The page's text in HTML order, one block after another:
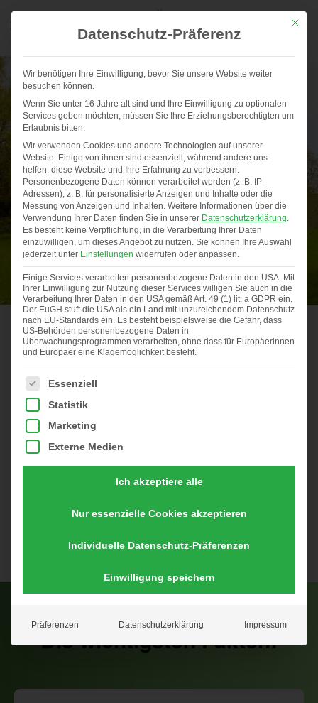
HüMo BASIS 225
PLUS
Unser Erfolgsmodell für Ihren Einstieg in die
Direktvermarktung
Unser Hühnermobil HüMo BASIS 225 PLUS eignet sich
perfekt für Ihren Einstieg in die Direktvermarktung.
Beantragung einer eigenen Erzeugernummer und ohne
besondere Betriebseinrichtung halten.
Die wichtigsten Fakten:
Mit
Datenschutz-Präferenz
Wir benötigen Ihre Einwilligung, bevor Sie unsere Website weiter
besuchen können.
Wenn Sie unter 16 Jahre alt sind und Ihre Einwilligung zu optionalen
Services geben möchten, müssen Sie Ihre Erziehungsberechtigten um
Erlaubnis bitten.
Wir verwenden Cookies und andere Technologien auf unserer
Website. Einige von ihnen sind essenziell, während andere uns
helfen, diese Website und Ihre Erfahrung zu verbessern.
Personenbezogene Daten können verarbeitet werden (z. B. IP-
Adressen), z. B. für personalisierte Anzeigen und Inhalte oder die
Messung von Anzeigen und Inhalten. Weitere Informationen über die
Verwendung Ihrer Daten finden Sie in unserer Datenschutzerklärung.
Es besteht keine Verpflichtung, in die Verarbeitung Ihrer Daten
einzuwilligen, um dieses Angebot zu nutzen. Sie können Ihre Auswahl
jederzeit unter Einstellungen widerrufen oder anpassen.
Einige Services verarbeiten personenbezogene Daten in den USA. Mit
Ihrer Einwilligung zur Nutzung dieser Services willigen Sie auch in die
Verarbeitung Ihrer Daten in den USA gemäß Art. 49 (1) lit. a GDPR ein.
Der EuGH stuft die USA als ein Land mit unzureichendem Datenschutz
nach EU-Standards ein. Es besteht beispielsweise die Gefahr, dass
US-Behörden personenbezogene Daten in
Überwachungsprogrammen verarbeiten, ohne dass für Europäerinnen
und Europäer eine Klagemöglichkeit besteht.
Es folgt eine Liste der Service-Gruppen, für die eine
Essenziell
Statistik
Marketing
Externe Medien
Ich akzeptiere alle
Nur essenzielle Cookies akzeptieren
Individuelle Datenschutz-Präferenzen
Einwilligung speichern
Präferenzen Datenschutzerklärung Impressum